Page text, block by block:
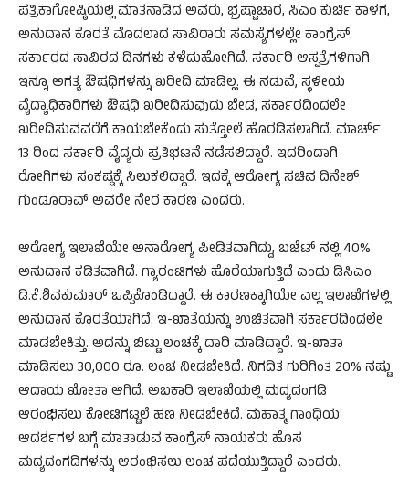
ಪತ್ರಿಕಾಗೋಷ್ಠಿಯಲ್ಲಿ ಮಾತನಾಡಿದ ಅವರು, ಭ್ರಷ್ಟಾಚಾರ, ಸಿಎಂ ಕುರ್ಚಿ ಕಾಳಗ,
ಅನುದಾನ ಕೊರತೆ ಮೊದಲಾದ ಸಾವಿರಾರು ಸಮಸ್ಯೆಗಳಲ್ಲೇ ಕಾಂಗ್ರೆಸ್
ಸರ್ಕಾರದ ಸಾವಿರದ ದಿನಗಳು ಕಳೆದುಹೋಗಿದೆ. ಸರ್ಕಾರಿ ಆಸ್ಪತ್ರೆಗಳಿಗಾಗಿ
ಇನ್ನೂ ಅಗತ್ಯ ಔಷಧಿಗಳನ್ನು ಖರೀದಿ ಮಾಡಿಲ್ಲ. ಈ ನಡುವೆ, ಸ್ಥಳೀಯ
ವೈದ್ಯಾಧಿಕಾರಿಗಳು ಔಷಧಿ ಖರೀದಿಸುವುದು ಬೇಡ, ಸರ್ಕಾರದಿಂದಲೇ
ಖರೀದಿಸುವವರೆಗೆ ಕಾಯಬೇಕೆಂದು ಸುತ್ತೋಲೆ ಹೊರಡಿಸಲಾಗಿದೆ. ಮಾರ್ಚ್
13 ರಿಂದ ಸರ್ಕಾರಿ ವೈದ್ಯರು ಪ್ರತಿಭಟನೆ ನಡೆಸಲಿದ್ದಾರೆ. ಇದರಿಂದಾಗಿ
ರೋಗಿಗಳು ಸಂಕಷ್ಟಕ್ಕೆ ಸಿಲುಕಲಿದ್ದಾರೆ. ಇದಕ್ಕೆ ಆರೋಗ್ಯ ಸಚಿವ ದಿನೇಶ್
ಗುಂಡೂರಾವ್ ಅವರೇ ನೇರ ಕಾರಣ ಎಂದರು‌.
ಆರೋಗ್ಯ ಇಲಾಖೆಯೇ ಅನಾರೋಗ್ಯ ಪೀಡಿತವಾಗಿದ್ದು, ಬಜೆಟ್ ನಲ್ಲಿ 40%
ಅನುದಾನ ಕಡಿತವಾಗಿದೆ. ಗ್ಯಾರಂಟಿಗಳು ಹೊರೆಯಾಗುತ್ತಿದೆ ಎಂದು ಡಿಸಿಎಂ
ಡಿ.ಕೆ.ಶಿವಕುಮಾರ್ ಒಪ್ಪಿಕೊಂಡಿದ್ದಾರೆ. ಈ ಕಾರಣಕ್ಕಾಗಿಯೇ ಎಲ್ಲ ಇಲಾಖೆಗಳಲ್ಲಿ
ಅನುದಾನ ಕೊರತೆಯಾಗಿದೆ. ಇ-ಖಾತೆಯನ್ನು ಉಚಿತವಾಗಿ ಸರ್ಕಾರದಿಂದಲೇ
ಮಾಡಬೇಕಿತ್ತು. ಅದನ್ನು ಬಿಟ್ಟು ಲಂಚಕ್ಕೆ ದಾರಿ ಮಾಡಿದ್ದಾರೆ. ಇ-ಖಾತಾ
ಮಾಡಿಸಲು 30,000 ರೂ. ಲಂಚ ನೀಡಬೇಕಿದೆ. ನಿಗದಿತ ಗುರಿಗಿಂತ 20% ನಷ್ಟು
ಆದಾಯ ಖೋತಾ ಆಗಿದೆ. ಅಬಕಾರಿ ಇಲಾಖೆಯಲ್ಲಿ ಮದ್ಯದಂಗಡಿ
ಆರಂಭಿಸಲು ಕೋಟಿಗಟ್ಟಲೆ ಹಣ ನೀಡಬೇಕಿದೆ. ಮಹಾತ್ಮ ಗಾಂಧಿಯ
ಆದರ್ಶಗಳ ಬಗ್ಗೆ ಮಾತಾಡುವ ಕಾಂಗ್ರೆಸ್ ನಾಯಕರು ಹೊಸ
ಮದ್ಯದಂಗಡಿಗಳನ್ನು ಆರಂಭಿಸಲು ಲಂಚ ಪಡೆಯುತ್ತಿದ್ದಾರೆ ಎಂದರು‌.